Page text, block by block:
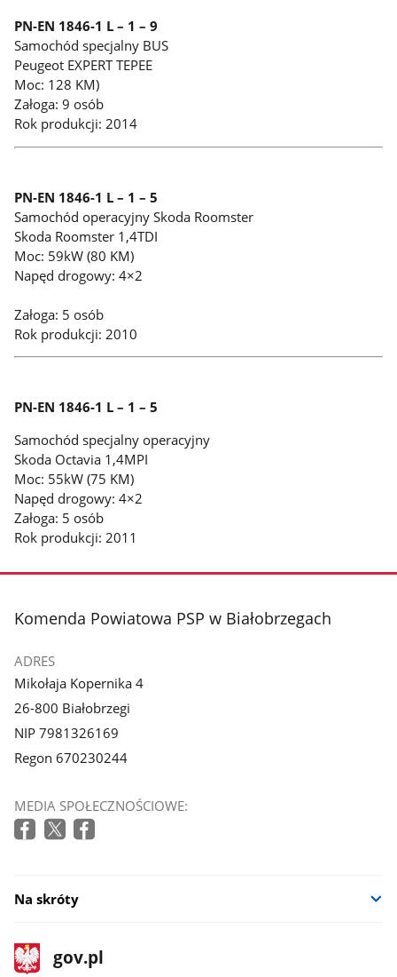
PN-EN 1846-1 L – 1 – 9
Samochód specjalny BUS
Peugeot EXPERT TEPEE
Moc: 128 KM)
Załoga: 9 osób
Rok produkcji: 2014
PN-EN 1846-1 L – 1 – 5
Samochód operacyjny Skoda Roomster
Skoda Roomster 1,4TDI
Moc: 59kW (80 KM)
Napęd drogowy: 4×2
Załoga: 5 osób
Rok produkcji: 2010
PN-EN 1846-1 L – 1 – 5
Samochód specjalny operacyjny
Skoda Octavia 1,4MPI
Moc: 55kW (75 KM)
Napęd drogowy: 4×2
Załoga: 5 osób
Rok produkcji: 2011
stopka
Komenda Powiatowa PSP w Białobrzegach
ADRES
Mikołaja Kopernika 4
26-800 Białobrzegi
NIP 7981326169
Regon 670230244
MEDIA SPOŁECZNOŚCIOWE:
Na skróty
stopka
gov.pl
Strona
gov.pl